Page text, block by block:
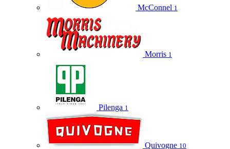
McConnel 1
Morris 1
Pilenga 1
Quivogne 10